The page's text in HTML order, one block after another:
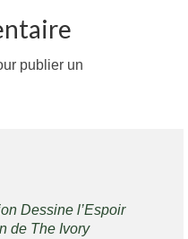
publier un
Dessine l’Espoir
de The Ivory